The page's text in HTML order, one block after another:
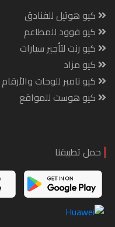
كيو هوتيل للفنادق
كيو فوود للمطاعم
كيو رنت لتأجير سيارات
كيو مزاد
كيو نامبر للوحات والأرقام
كيو هوست للمواقع
حمل تطبيقنا